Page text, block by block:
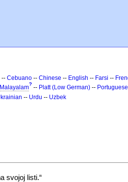
-- Cebuano -- Chinese -- English -- Farsi --
Malayalam? -- Platt (Low German) -- Portuguese
-- Urdu -- Uzbek
svojoj listi.“